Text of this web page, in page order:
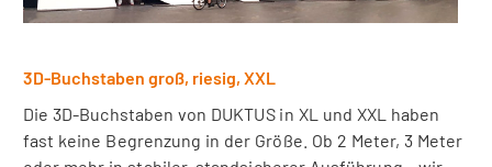
3D-Buchstaben groß, riesig, XXL
Die 3D-Buchstaben von DUKTUS in XL und XXL haben
fast keine Begrenzung in der Größe. Ob 2 Meter, 3 Meter